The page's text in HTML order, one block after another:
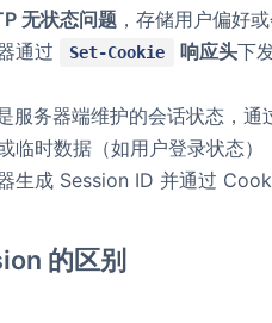
无状态问题 ，存储用户偏好
通过 Set-Cookie 响应头下
服务器端维护的会话状态，通
临时数据（如用户登录状态
生成 Session ID 并通过
的区别